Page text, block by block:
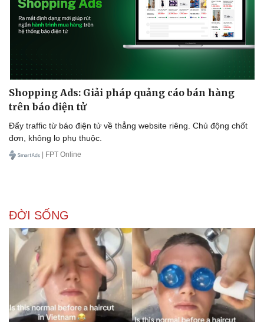
Doanh nghiệp
Thông tin doanh nghiệp
Doanh nhân
Vì cộng đồng
Trải nghiệm
Shopping Ads: Giải pháp quảng cáo bán hàng
trên báo điện tử
Đẩy traffic từ báo điện tử về thẳng website riêng. Chủ động chốt
đơn, không lo phụ thuộc.
| FPT Online
ĐỜI SỐNG